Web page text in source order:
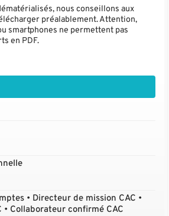
nous conseillons aux
préalablement. Attention,
smartphones ne permettent pas
en PDF.
• Directeur de mission CAC •
• Collaborateur confirmé CAC